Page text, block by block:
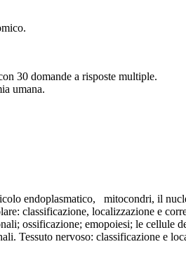
30 domande a risposte multiple.
umana.
endoplasmatico, mitocondri, il
classificazione, localizzazione e
ossificazione; emopoiesi; le cellule
Tessuto nervoso: classificazione e